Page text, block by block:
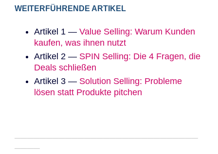
WEITERFÜHRENDE ARTIKEL
Artikel 1 — Value Selling: Warum Kunden
kaufen, was ihnen nutzt
Artikel 2 — SPIN Selling: Die 4 Fragen, die
Deals schließen
Artikel 3 — Solution Selling: Probleme
lösen statt Produkte pitchen
─────────────────────────────
────